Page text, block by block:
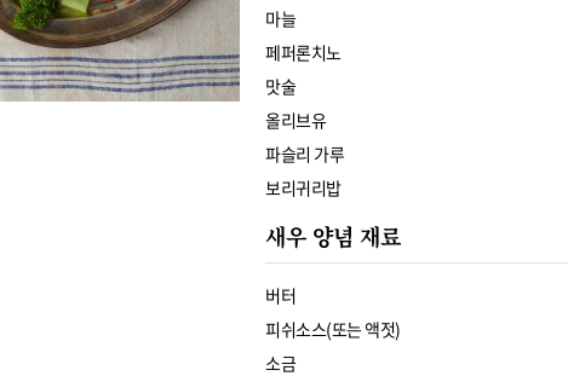
마늘
페퍼론치노
맛술
올리브유
파슬리 가루
보리귀리밥
새우 양념 재료
버터
피쉬소스(또는 액젓)
소금